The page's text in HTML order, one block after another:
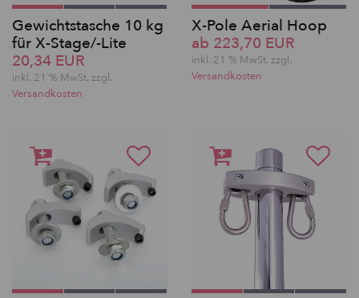
Gewichtstasche 10 kg
für X-Stage/-Lite
20,34 EUR
inkl. 21 % MwSt. zzgl.
Versandkosten
X-Pole Aerial Hoop
ab 223,70 EUR
inkl. 21 % MwSt. zzgl.
Versandkosten